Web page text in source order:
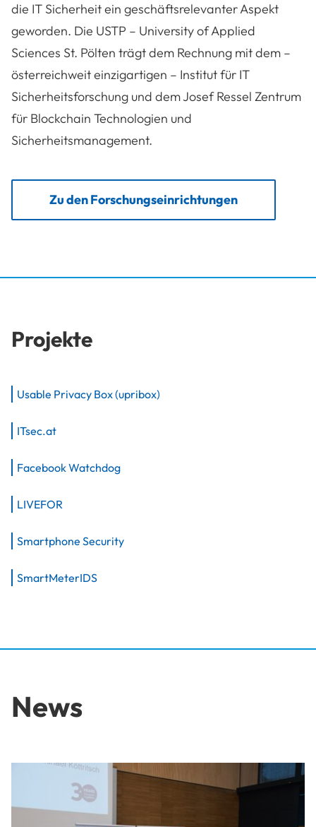
die IT Sicherheit ein geschäftsrelevanter Aspekt
geworden. Die USTP – University of Applied
Sciences St. Pölten trägt dem Rechnung mit dem –
österreichweit einzigartigen – Institut für IT
Sicherheitsforschung und dem Josef Ressel Zentrum
für Blockchain Technologien und
Sicherheitsmanagement.
Zu den Forschungseinrichtungen
Projekte
Usable Privacy Box (upribox)
ITsec.at
Facebook Watchdog
LIVEFOR
Smartphone Security
SmartMeterIDS
News
KI krempelt die Arbeitswelt um